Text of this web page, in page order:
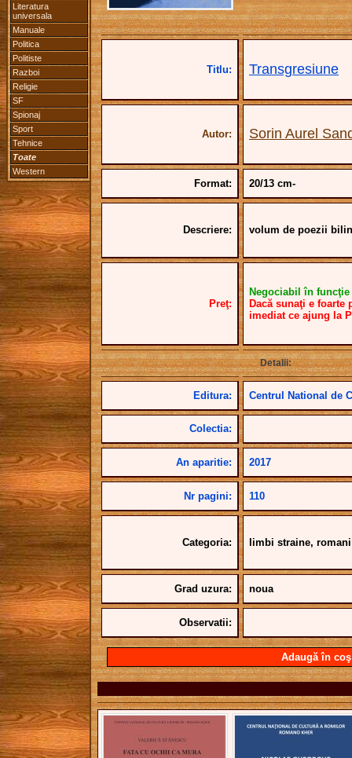
Literatura
universala
Manuale
Politica
Politiste
Razboi
Religie
SF
Spionaj
Sport
Tehnice
Toate
Western
Titlu: Transgresiune
Autor: Sorin Aurel
Format: 20/13 cm-
Descriere: volum de poezii
Preţ:
Negociabil în
Dacă sunaţi e
imediat ce ajung la
Detalii:
Editura: Centrul National de
Colectia:
An aparitie: 2017
Nr pagini: 110
Categoria: limbi straine,
Grad uzura: noua
Observatii:
Adaugă în coş